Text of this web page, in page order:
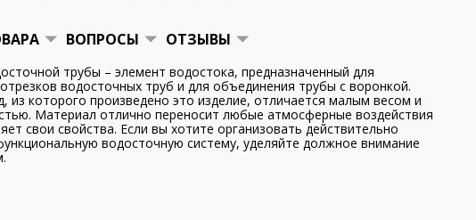
ВОПРОСЫ ОТЗЫВЫ
трубы – элемент водостока, предназначенный для
водосточных труб и для объединения трубы с воронкой.
из которого произведено это изделие, отличается малым весом и
Материал отлично переносит любые атмосферные воздействия
свои свойства. Если вы хотите организовать действительно
водосточную систему, уделяйте должное внимание